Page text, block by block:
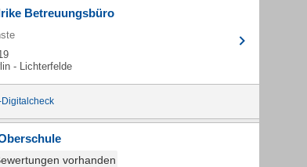
Betreuungsbüro
- Lichterfelde
Digitalcheck
vorhanden